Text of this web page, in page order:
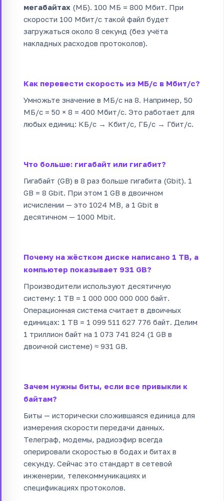
мегабайтах (МБ). 100 МБ = 800 Мбит. При
скорости 100 Мбит/с такой файл будет
загружаться около 8 секунд (без учёта
накладных расходов протоколов).
Как перевести скорость из МБ/с в Мбит/с?
Умножьте значение в МБ/с на 8. Например, 50
МБ/с = 50 × 8 = 400 Мбит/с. Это работает для
любых единиц: КБ/с → Кбит/с, ГБ/с → Гбит/с.
Что больше: гигабайт или гигабит?
Гигабайт (GB) в 8 раз больше гигабита (Gbit). 1
GB = 8 Gbit. При этом 1 GB в двоичном
исчислении — это 1024 MB, а 1 Gbit в
десятичном — 1000 Mbit.
Почему на жёстком диске написано 1 TB, а
компьютер показывает 931 GB?
Производители используют десятичную
систему: 1 TB = 1 000 000 000 000 байт.
Операционная система считает в двоичных
единицах: 1 TB = 1 099 511 627 776 байт. Делим
1 триллион байт на 1 073 741 824 (1 GB в
двоичной системе) ≈ 931 GB.
Зачем нужны биты, если все привыкли к
байтам?
Биты — исторически сложившаяся единица для
измерения скорости передачи данных.
Телеграф, модемы, радиоэфир всегда
оперировали скоростью в бодах и битах в
секунду. Сейчас это стандарт в сетевой
инженерии, телекоммуникациях и
спецификациях протоколов.